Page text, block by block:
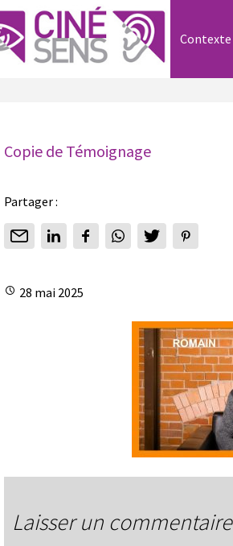
Contexte
Copie de Témoignage
Partager :
28 mai 2025
Laisser un commentaire